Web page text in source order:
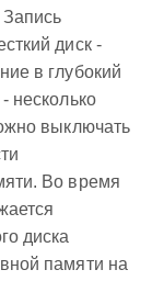
диск -
в глубокий
несколько
выключать
Во время
диска
памяти на